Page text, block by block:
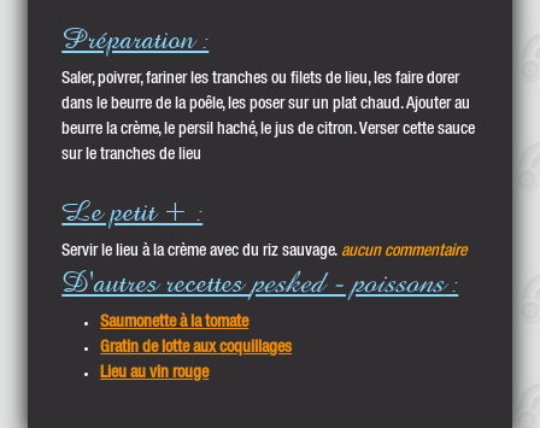
Préparation :
Saler, poivrer, fariner les tranches ou filets de lieu, les faire dorer
dans le beurre de la poêle, les poser sur un plat chaud. Ajouter au
beurre la crème, le persil haché, le jus de citron. Verser cette sauce
sur le tranches de lieu
Le petit + :
Servir le lieu à la crème avec du riz sauvage.aucun commentaire
D'autres recettespesked - poissons:
Saumonette à la tomate
Gratin de lotte aux coquillages
Lieu au vin rouge